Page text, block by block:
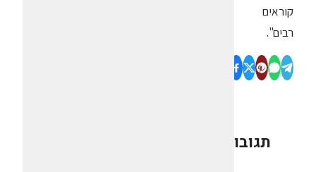
קוראים
רבים".
תגובות